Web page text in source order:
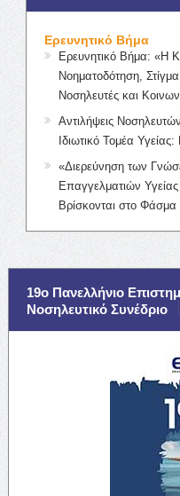
Ερευνητικό Βήμα
Ερευνητικό Βήμα: «Η
Νοηματοδότηση,
Νοσηλευτές και
Αντιλήψεις Νοσηλευτών
Ιδιωτικό Τομέα
«Διερεύνηση των
Επαγγελματιών
Βρίσκονται στο Φάσμα
19ο Πανελλήνιο
Νοσηλευτικό Συνέδριο